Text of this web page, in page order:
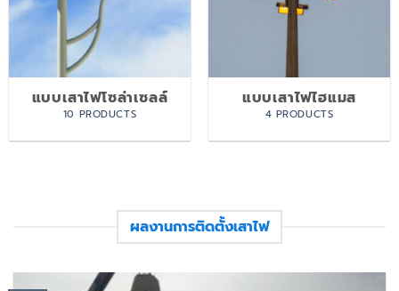
แบบเสาไฟโซล่าเซลล์
10 PRODUCTS
แบบเสาไฟไฮแมส
4 PRODUCTS
ผลงานการติดตั้งเสาไฟ